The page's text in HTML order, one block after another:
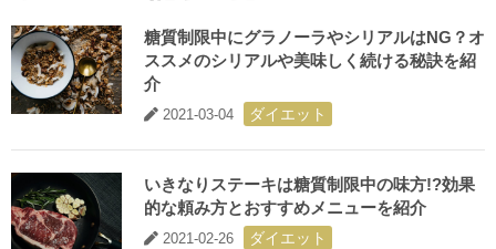
糖質制限中にグラノーラやシリアルはNG？オ
ススメのシリアルや美味しく続ける秘訣を紹
介
2021-03-04 ダイエット
いきなりステーキは糖質制限中の味方!?効果
的な頼み方とおすすめメニューを紹介
2021-02-26 ダイエット